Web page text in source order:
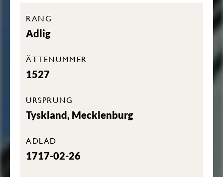
RANG
Adlig
ÄTTENUMMER
1527
URSPRUNG
Tyskland, Mecklenburg
ADLAD
1717-02-26